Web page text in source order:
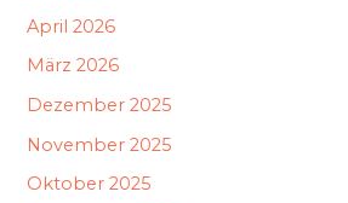
April 2026
März 2026
Dezember 2025
November 2025
Oktober 2025